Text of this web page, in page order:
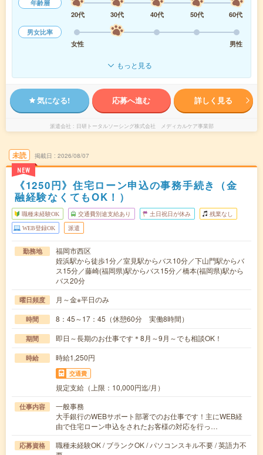
年齢層
20代
30代 40代 50代
60代
男女比率
女性
男性
もっと見る
気になる! 応募へ進む 詳しく見る
派遣会社 日研トータルソーシング株式会社 メディカルケア事業部
未読
NEW
掲載日 2026/08/07
《1250円》住宅ローン申込の事務手続き（金
融経験なくてもOK！）
職種未経験OK 交通費別途支給あり 土日祝日が休み 残業なし
WEB登録OK 派遣
勤務地
福岡市西区
姪浜駅から徒歩1分／室見駅からバス10分／下山門駅からバ
ス15分／藤崎(福岡県)駅からバス15分／橋本(福岡県)駅から
バス20分
曜日頻度 月～金※平日のみ
時間 8：45～17：45（休憩60分 実働8時間）
期間 即日～長期のお仕事です＊8月～9月～でも相談OK！
時給 時給1,250円
交通費
規定支給（上限：10,000円迄/月）
仕事内容
一般事務
大手銀行のWEBサポート部署でのお仕事です！主にWEB経
由で住宅ローン申込をされたお客様の対応を行っ…
応募資格
職種未経験OK / ブランクOK / パソコンスキル不要 / 英語力不